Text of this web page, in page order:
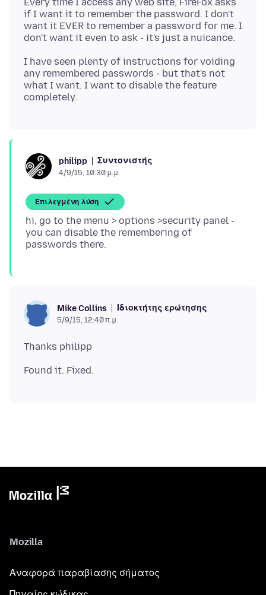
if I want it to remember the password. I don't
want it EVER to remember a password for me. I
I have seen plenty of instructions for voiding
any remembered passwords - but that's not
what I want. I want to disable the feature
philipp Συντονιστής
4/9/15, 10:30 μ.μ.
Επιλεγμένη λύση
hi, go to the menu > options >security panel -
you can disable the remembering of
Mike Collins Ιδιοκτήτης ερώτησης
5/9/15, 12:40 π.μ.
Mozilla
Αναφορά παραβίασης σήματος